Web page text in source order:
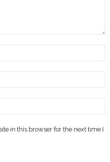
in this browser for the next time I